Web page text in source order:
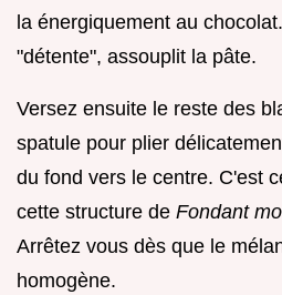
la énergiquement au
"détente", assouplit la pâte.
Versez ensuite le reste des
spatule pour plier
du fond vers le centre. C'est
cette structure de Fondant
Arrêtez vous dès que le
homogène.